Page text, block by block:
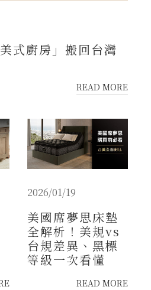
式廚房」搬回台灣
READ MORE
2026/01/19
美國席夢思床墊
全解析！美規vs
台規差異、黑標
等級一次看懂
READ MORE